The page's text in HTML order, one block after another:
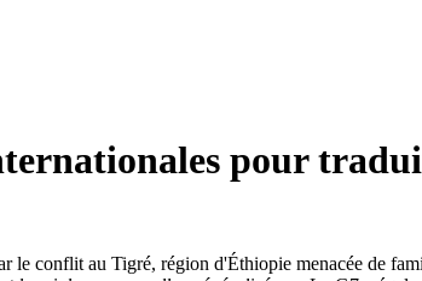
pour
le conflit au Tigré, région d'Éthiopie menacée de